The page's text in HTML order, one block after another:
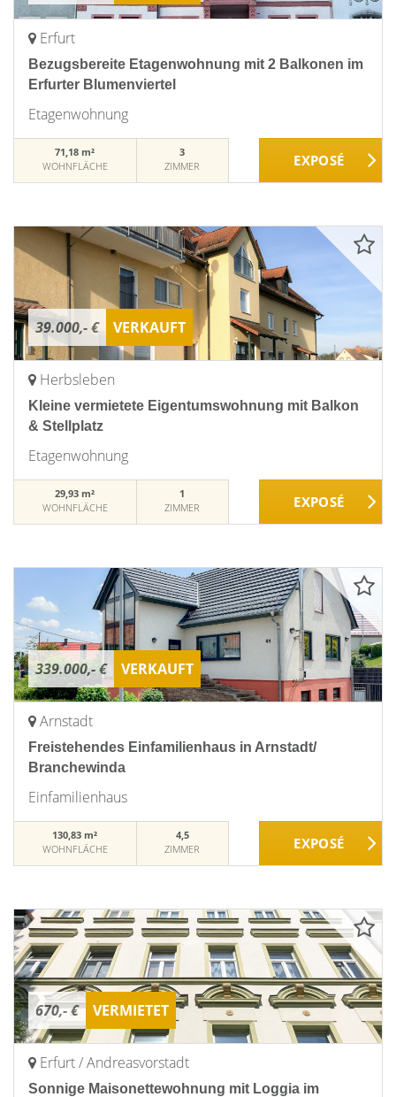
Erfurt
Bezugsbereite Etagenwohnung mit 2 Balkonen im
Erfurter Blumenviertel
Etagenwohnung
71,18 m²
WOHNFLÄCHE
3
ZIMMER
39.000,- € VERKAUFT
Herbsleben
Kleine vermietete Eigentumswohnung mit Balkon
& Stellplatz
Etagenwohnung
29,93 m²
WOHNFLÄCHE
1
ZIMMER
339.000,- € VERKAUFT
Arnstadt
Freistehendes Einfamilienhaus in Arnstadt/
Branchewinda
Einfamilienhaus
130,83 m²
WOHNFLÄCHE
4,5
ZIMMER
670,- € VERMIETET
Erfurt / Andreasvorstadt
Sonnige Maisonettewohnung mit Loggia im